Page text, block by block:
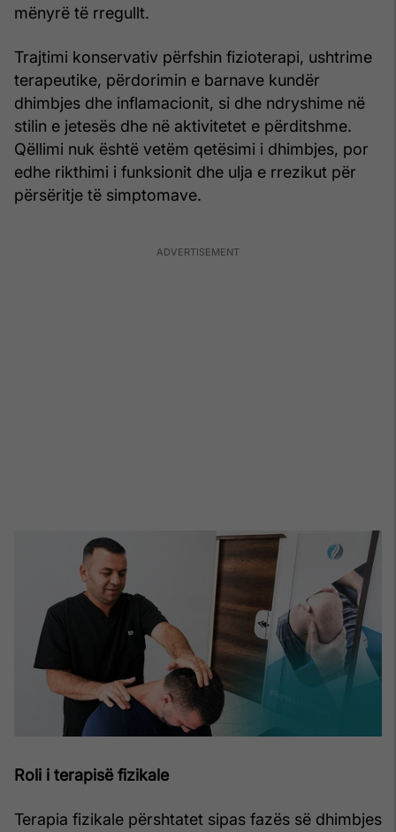
mënyrë të rregullt.
Trajtimi konservativ përfshin fizioterapi, ushtrime
terapeutike, përdorimin e barnave kundër
dhimbjes dhe inflamacionit, si dhe ndryshime në
stilin e jetesës dhe në aktivitetet e përditshme.
Qëllimi nuk është vetëm qetësimi i dhimbjes, por
edhe rikthimi i funksionit dhe ulja e rrezikut për
përsëritje të simptomave.
Roli i terapisë fizikale
Terapia fizikale përshtatet sipas fazës së dhimbjes